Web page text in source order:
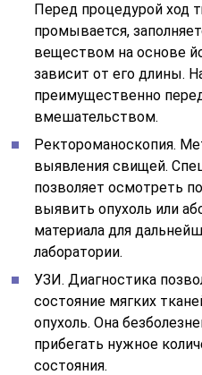
Перед процедурой ход
промывается,
веществом на основе
зависит от его длины.
преимущественно
вмешательством.
Ректороманоскопия.
выявления свищей.
позволяет осмотреть
выявить опухоль или
материала для
лаборатории.
УЗИ. Диагностика
состояние мягких
опухоль. Она
прибегать нужное
состояния.